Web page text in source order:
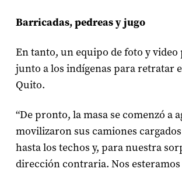
Barricadas, pedreas y jugo
En tanto, un equipo de foto y video
junto a los indígenas para retratar
Quito.
“De pronto, la masa se comenzó a
movilizaron sus camiones
hasta los techos y, para nuestra
dirección contraria. Nos esteramos